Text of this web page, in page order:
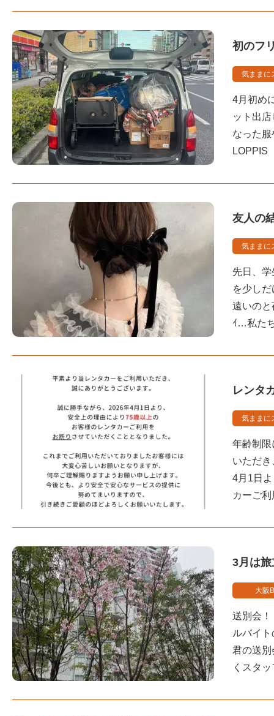
初のフ
気ままに
4月初め
ット出
なった
LOPPIS
友人の
気ままに
先日、
を少し
遠いのと
ｲ…私た
レンタ
気ままに
年齢制限
いただ
4月1日
カーご
3月は
大阪
送別会！
ルバイ
君の送別
くスタ